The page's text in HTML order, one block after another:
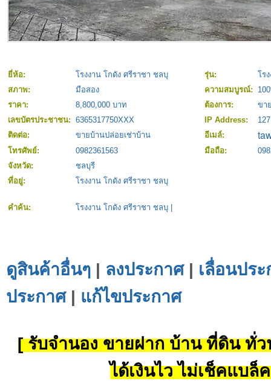
ยี่ห้อ: โรงงาน โกดัง ศรีราชา ชลบุ รุ่น:
โร
สภาพ:
มือสอง ความสมบูรณ์:
ราคา:
8,800,000 บาท ต้องการ:
ขา
เลขบัตรประชาชน: 6365317750XXX IP Address:
ติดต่อ:
ขายบ้านปล่อยเช่าบ้าน
อีเมล์:
โทรศัพย์:
0982361563 มือถือ:
จังหวัด:
ชลบุรี
ที่อยู่:
โรงงาน โกดัง ศรีราชา ชลบุ
คำค้น: โรงงาน โกดัง ศรีราชา ชลบุ
ดูสินค้าอื่นๆ | ลงประกาศ| เลื่อนปร
ประกาศ| แก้ไขประกาศ
[ รับจำนอง ขายฝาก บ้าน ที่ดิน ทั่ว
ได้เงินไว ไม่เช็คแบล็